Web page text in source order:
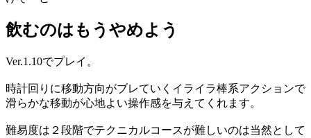
飲むのはもうやめよう
Ver.1.10でプレイ。
時計回りに移動方向がブレていくイライラ棒系アクションで
滑らかな移動が心地よい操作感を与えてくれます。
難易度は２段階でテクニカルコースが難しいのは当然として